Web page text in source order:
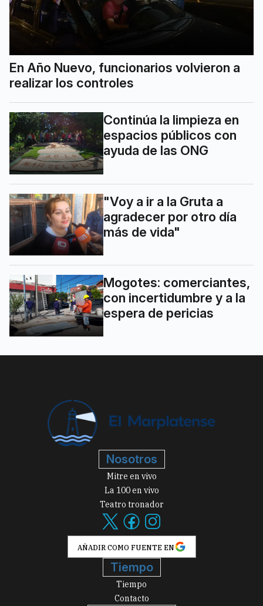
En Año Nuevo, funcionarios volvieron a
realizar los controles
Continúa la limpieza en
espacios públicos con
ayuda de las ONG
"Voy a ir a la Gruta a
agradecer por otro día
más de vida"
Mogotes: comerciantes,
con incertidumbre y a la
espera de pericias
Nosotros
Mitre en vivo
La 100 en vivo
Teatro tronador
AÑADIR COMO FUENTE EN
Tiempo
Tiempo
Contacto